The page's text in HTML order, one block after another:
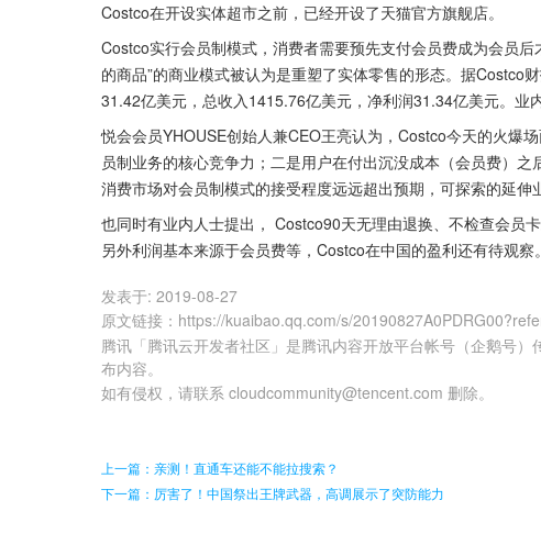
Costco在开设实体超市之前，已经开设了天猫官方旗舰店。
Costco实行会员制模式，消费者需要预先支付会员费成为会员
的商品”的商业模式被认为是重塑了实体零售的形态。据
31.42亿美元，总收入1415.76亿美元，净利润31.34亿美元。业
悦会会员YHOUSE创始人兼CEO王亮认为，Costco今天的火爆
员制业务的核心竞争力；二是用户在付出沉没成本（会员费）
消费市场对会员制模式的接受程度远远超出预期，可探索的延伸
也同时有业内人士提出， Costco90天无理由退换、不检查会员
另外利润基本来源于会员费等，Costco在中国的盈利还有待观察。
发表于: 2019-08-27
原文链接 ： https://kuaibao.qq.com/s/
腾讯「腾讯云开发者社区」是腾讯内容开放平台帐号（企鹅号）
布内容。
如有侵权，请联系 cloudcommunity@tencent.com 删除。
上一篇：亲测！直通车还能不能拉搜索？
下一篇：厉害了！中国祭出王牌武器，高调展示了突防能力